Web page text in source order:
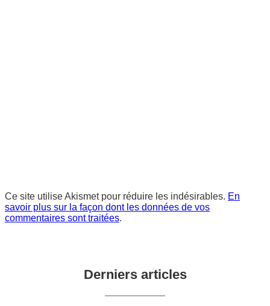
Ce site utilise Akismet pour réduire les indésirables. En
savoir plus sur la façon dont les données de vos
commentaires sont traitées.
Derniers articles